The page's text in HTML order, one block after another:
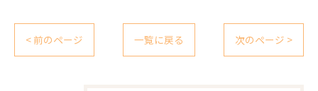
< 前のページ 一覧に戻る 次のページ >